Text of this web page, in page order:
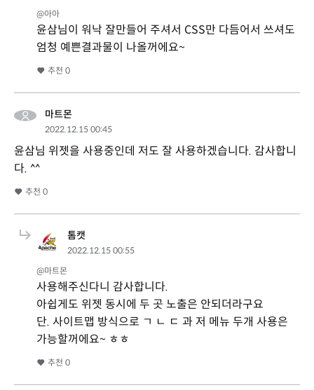
@아아
윤삼님이 워낙 잘만들어 주셔서 CSS만 다듬어서 쓰셔도
엄청 예쁜결과물이 나올꺼에요~
추천 0
마트몬
2022.12.15 00:45
윤삼님 위젯을 사용중인데 저도 잘 사용하겠습니다. 감사합니
다. ^^
추천 0
톰캣
2022.12.15 00:55
@마트몬
사용해주신다니 감사합니다.
아쉽게도 위젯 동시에 두 곳 노출은 안되더라구요
단. 사이트맵 방식으로 ㄱ ㄴ ㄷ 과 저 메뉴 두개 사용은
가능할꺼에요~ ㅎㅎ
추천 0